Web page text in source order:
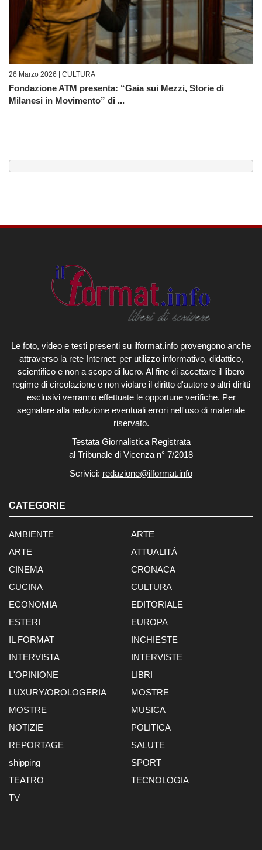
26 Marzo 2026 | CULTURA
Fondazione ATM presenta: “Gaia sui Mezzi, Storie di
Milanesi in Movimento” di ...
Le foto, video e testi presenti su ilformat.info provengono anche
attraverso la rete Internet: per utilizzo informativo, didattico,
scientifico e non a scopo di lucro. Al fine di accettare il libero
regime di circolazione e non violare il diritto d'autore o altri diritti
esclusivi verranno effettuate le opportune verifiche. Per
segnalare alla redazione eventuali errori nell'uso di materiale
riservato.
Testata Giornalistica Registrata
al Tribunale di Vicenza n° 7/2018
Scrivici: redazione@ilformat.info
CATEGORIE
AMBIENTE
ARTE
ARTE
ATTUALITÀ
CINEMA
CRONACA
CUCINA
CULTURA
ECONOMIA
EDITORIALE
ESTERI
EUROPA
IL FORMAT
INCHIESTE
INTERVISTA
INTERVISTE
L'OPINIONE
LIBRI
LUXURY/OROLOGERIA
MOSTRE
MOSTRE
MUSICA
NOTIZIE
POLITICA
REPORTAGE
SALUTE
shipping
SPORT
TEATRO
TECNOLOGIA
TV